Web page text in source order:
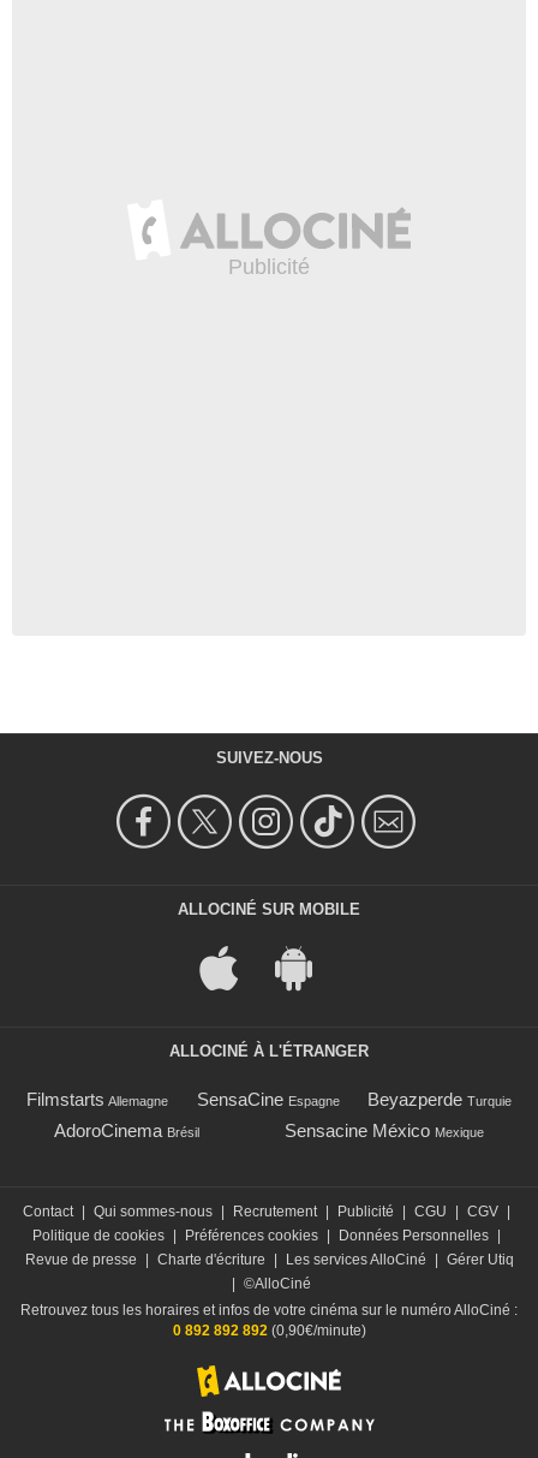
SUIVEZ-NOUS
ALLOCINÉ SUR MOBILE
ALLOCINÉ À L'ÉTRANGER
Filmstarts Allemagne SensaCine Espagne Beyazperde Turquie
AdoroCinema Brésil Sensacine México Mexique
Contact | Qui sommes-nous | Recrutement | Publicité | CGU | CGV |
Politique de cookies | Préférences cookies | Données Personnelles |
Revue de presse
| Charte d'écriture | Les services AlloCiné | Gérer Utiq
| ©AlloCiné
Retrouvez tous les horaires et infos de votre cinéma sur le numéro AlloCiné :
0 892 892 892 (0,90€/minute)